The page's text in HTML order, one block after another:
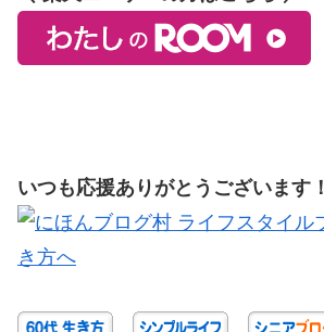
いつも応援ありがとうございます！